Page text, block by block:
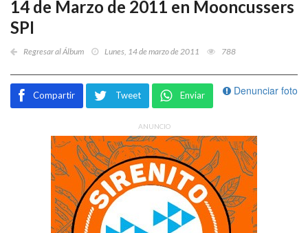
14 de Marzo de 2011 en Mooncussers
SPI
Regresar al Álbum Lunes, 14 de marzo de 2011 788
Denunciar foto
Compartir Tweet Enviar
ANUNCIO